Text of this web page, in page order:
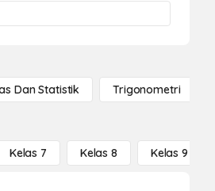
Dan Statistik Trigonometri
Kelas 7 Kelas 8 Kelas 9